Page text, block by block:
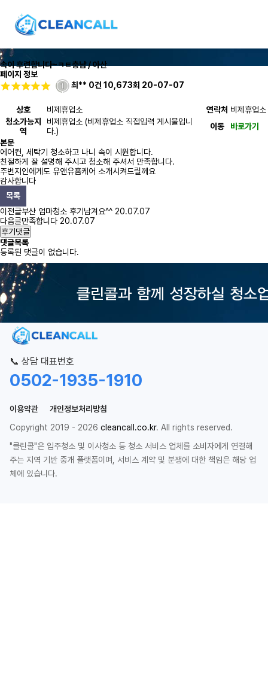
속이 후련합니다~ㅋㅌ충남 / 아산
페이지 정보
최** 0건 10,673회 20-07-07
상호 비제휴업소 연락처 비제휴업소
청소가능지
역
비제휴업소 (비제휴업소 직접입력 게시물입니
다.)
이동
바로가기
본문
에어컨, 세탁기 청소하고 나니 속이 시원합니다.
친절하게 잘 설명해 주시고 청소해 주셔서 만족합니다.
주변지인에게도 유앤유홈케어 소개시켜드릴께요
감사합니다
목록
이전글부산 엄마청소 후기남겨요^^ 20.07.07
다음글만족합니다 20.07.07
후기댓글
댓글목록
등록된 댓글이 없습니다.
📞 상담 대표번호
0502-1935-1910
이용약관
개인정보처리방침
Copyright 2019 - 2026 cleancall.co.kr. All rights reserved.
"클린콜"은 입주청소 및 이사청소 등 청소 서비스 업체를 소비자에게 연결해
주는 지역 기반 중개 플랫폼이며, 서비스 계약 및 분쟁에 대한 책임은 해당 업
체에 있습니다.